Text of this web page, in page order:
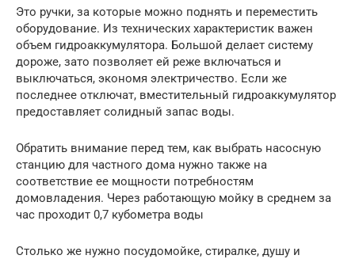
Это ручки, за которые можно поднять и переместить
оборудование. Из технических характеристик важен
объем гидроаккумулятора. Большой делает систему
дороже, зато позволяет ей реже включаться и
выключаться, экономя электричество. Если же
последнее отключат, вместительный гидроаккумулятор
предоставляет солидный запас воды.
Обратить внимание перед тем, как выбрать насосную
станцию для частного дома нужно также на
соответствие ее мощности потребностям
домовладения. Через работающую мойку в среднем за
час проходит 0,7 кубометра воды
Столько же нужно посудомойке, стиралке, душу и